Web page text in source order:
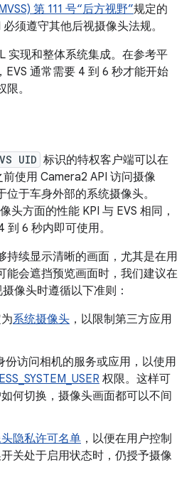
第 111 号“后方视野”规定的
须遵守其他后视摄像头法规。
实现和整体系统集成。在参考平
EVS 通常需要 4 到 6 秒才能开始
。
UID 标识的特权客户端可以在
使用 Camera2 API 访问摄像
于车身外部的系统摄像头。
头方面的性能 KPI 与 EVS 相同，
6 秒内即可使用。
持续显示清晰的画面，尤其是在用
能会遮挡预览画面时，我们建议在
像头时遵循以下准则：
系统摄像头 ，以限制第三方应用
份访问相机的服务或应用，以使用
权限。这样可
何切换，摄像头画面都可以不间
隐私许可名单 ，以便在用户控制
关处于启用状态时，仍授予摄像